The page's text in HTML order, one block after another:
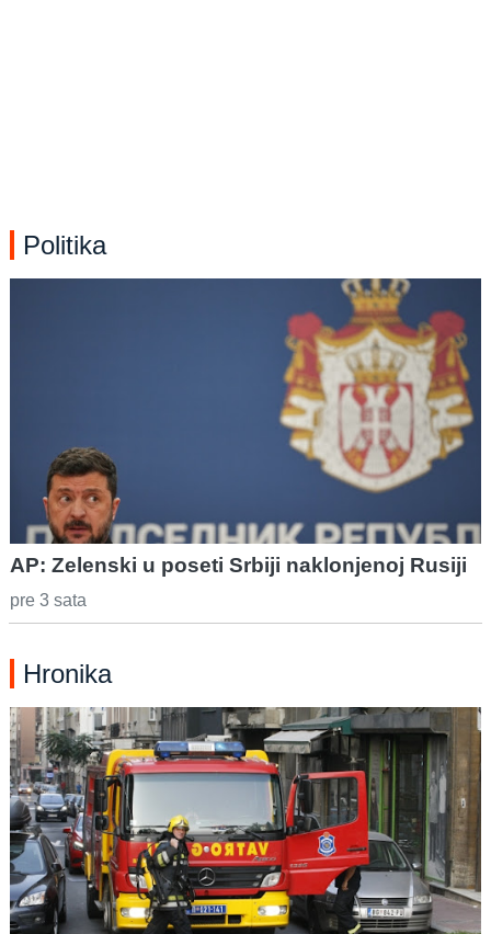
Politika
AP: Zelenski u poseti Srbiji naklonjenoj Rusiji
pre 3 sata
Hronika